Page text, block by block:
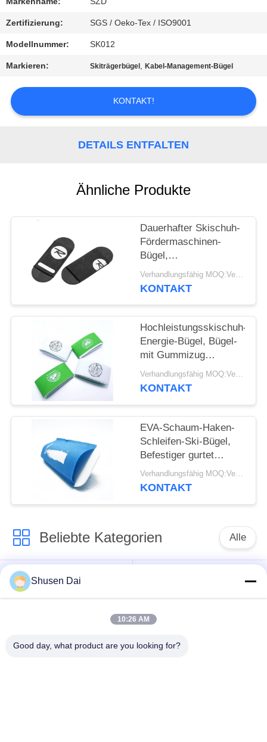
NEUIGKEITEN
ANGEBOT
DATENSCHUTZRICHTLINIE
Zertifizierung: SGS / Oeko-Tex / ISO9001
Modellnummer: SK012
Markieren: Skiträgerbügel ,Kabel-Management-Bügel
KONTAKT!
DETAILS ENTFALTEN
Ähnliche Produkte
Dauerhafter Skischuh-
Fördermaschinen-
Bügel,
Gebirgselastischer
Haken und Schleifen-
Verhandlungsfähig MOQ:Verhandelbar
KONTAKT
Hochleistungsskischuh-
Energie-Bügel, Bügel-
mit Gummizug
Extragröße
Verhandlungsfähig MOQ:Verhandelbar
KONTAKT
EVA-Schaum-Haken-
Schleifen-Ski-Bügel,
Befestiger gurtet
Leichtgewichtler
Verhandlungsfähig MOQ:Verhandelbar
KONTAKT
Beliebte Kategorien Alle
Haken und
Schleifenband
Schleifen-Band
Kundenspezifische
Haken-und Schleifen-
Shusen Dai
10:26 AM
Good day, what product are you looking for?